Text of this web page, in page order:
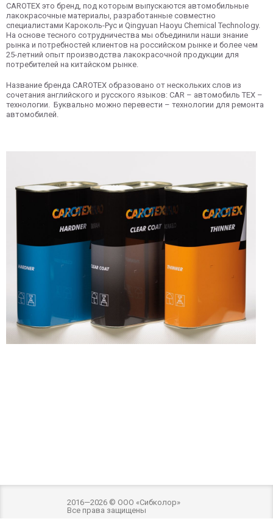
CAROTEX это бренд, под которым выпускаются автомобильные
лакокрасочные материалы, разработанные совместно
специалистами Кароколь-Рус и Qingyuan Haoyu Chemical Technology.
На основе тесного сотрудничества мы объединили наши знание
рынка и потребностей клиентов на российском рынке и более чем
25-летний опыт производства лакокрасочной продукции для
потребителей на китайском рынке.
Название бренда CAROTEX образовано от нескольких слов из
сочетания английского и русского языков: CAR – автомобиль ТЕХ –
технологии. Буквально можно перевести – технологии для ремонта
автомобилей.
2016—2026 © ООО «Сибколор»
Все права защищены